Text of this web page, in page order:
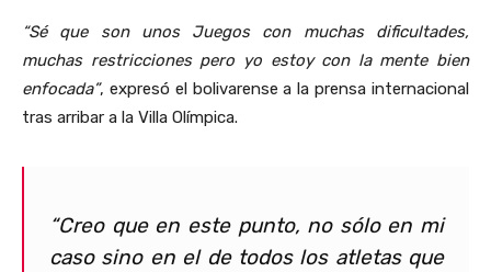
“Sé que son unos Juegos con muchas dificultades,
muchas restricciones pero yo estoy con la mente bien
enfocada”, expresó el bolivarense a la prensa internacional
tras arribar a la Villa Olímpica.
“Creo que en este punto, no sólo en mi
caso sino en el de todos los atletas que